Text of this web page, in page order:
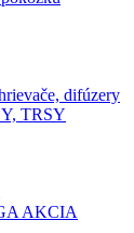
difúzery
TRSY
AKCIA